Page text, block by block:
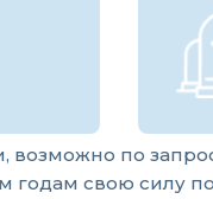
возможно по
свою силу